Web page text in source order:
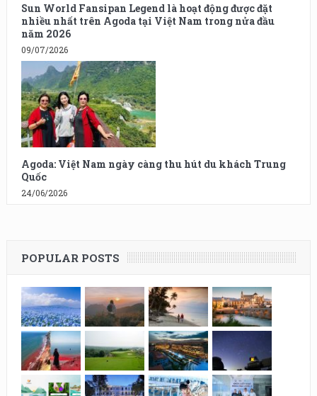
Sun World Fansipan Legend là hoạt động được đặt
nhiều nhất trên Agoda tại Việt Nam trong nửa đầu
năm 2026
09/07/2026
Agoda: Việt Nam ngày càng thu hút du khách Trung
Quốc
24/06/2026
POPULAR POSTS